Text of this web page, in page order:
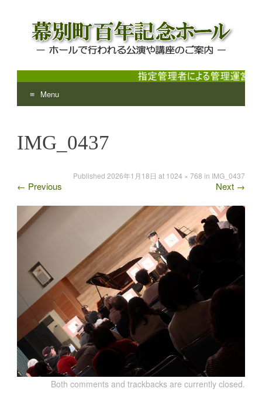
幕別町百年記念ホール
ホールで行われる公演や講座のご案内
Menu
content
IMG_0437
Published 2026年1月18日 at 1024 × 768 in IMG_0437
← Previous Next →
Both comments and trackbacks are currently closed.